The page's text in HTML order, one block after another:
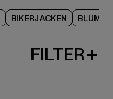
BIKERJACKEN
FILTER